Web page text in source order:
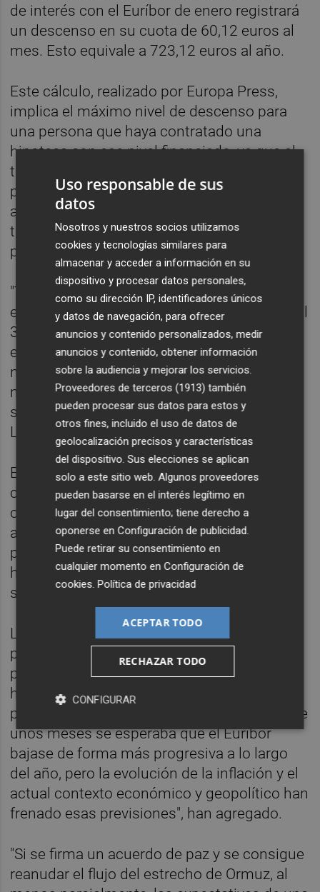
de interés con el Euríbor de enero registrará
un descenso en su cuota de 60,12 euros al
mes. Esto equivale a 723,12 euros al año.
Este cálculo, realizado por Europa Press,
implica el máximo nivel de descenso para
una persona que haya contratado una
hipoteca con ese nivel financiado, ya que al
tratarse de una revisión al principio del
préstamo (es decir, le quedan 30 años por
amortizar), el cambio en el tipo de interés
tiene mucho más impacto al haber mucho
principal por amortizar.
"Tras la subida de abril, en mayo
esperábamos que algún dato diario llegará al
3%, sin embargo, hemos terminado el mes y
esto no ha ocurrido, lo que es muy buena
noticia para los hipotecados, ya que puede
notarse una pequeña estabilización en la
subida", ha afirmado la portavoz de iAhorro,
Laura Martínez.
Es muy importante que los usuarios
conozcan qué tipo de hipoteca tienen y las
ofertas que se puede conseguir en la
actualizada para ahorrar dinero", apunta la
portavoz de iAhorro, instando a los
hipotecados a cambiar de banco
subrogando sus créditos hipotecarios.
La subida del Euríbor "responde
principalmente a la incertidumbre sobre los
próximos pasos del Banco Central Europeo",
ha destacado el consejero delegado y
presidente de Rastreator, Víctor López. "Hace
unos meses se esperaba que el Euríbor
bajase de forma más progresiva a lo largo
del año, pero la evolución de la inflación y el
actual contexto económico y geopolítico han
frenado esas previsiones", han agregado.
"Si se firma un acuerdo de paz y se consigue
reanudar el flujo del estrecho de Ormuz, al
Uso responsable de sus
datos
Nosotros y nuestros socios utilizamos
cookies y tecnologías similares para
almacenar y acceder a información en su
dispositivo y procesar datos personales,
como su dirección IP, identificadores únicos
y datos de navegación, para ofrecer
anuncios y contenido personalizados, medir
anuncios y contenido, obtener información
sobre la audiencia y mejorar los servicios.
Proveedores de terceros (1913) también
pueden procesar sus datos para estos y
otros fines, incluido el uso de datos de
geolocalización precisos y características
del dispositivo. Sus elecciones se aplican
solo a este sitio web. Algunos proveedores
pueden basarse en el interés legítimo en
lugar del consentimiento; tiene derecho a
oponerse enConfiguración de publicidad
Puede retirar su consentimiento en
cualquier momento enConfiguración de
cookies .Política de privacidad
ACEPTAR TODO
RECHAZAR TODO
CONFIGURAR